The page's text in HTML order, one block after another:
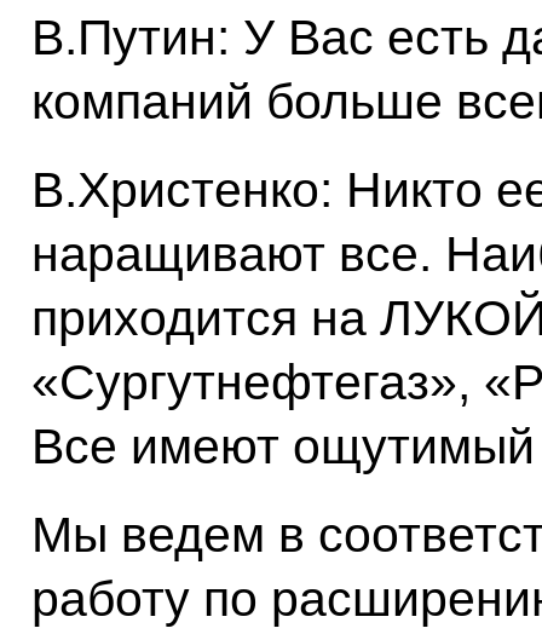
В.Путин: У Вас есть
компаний больше
В.Христенко: Никто
наращивают все.
приходится на
«Сургутнефтегаз»,
Все имеют ощутимый
Мы ведем в
работу по